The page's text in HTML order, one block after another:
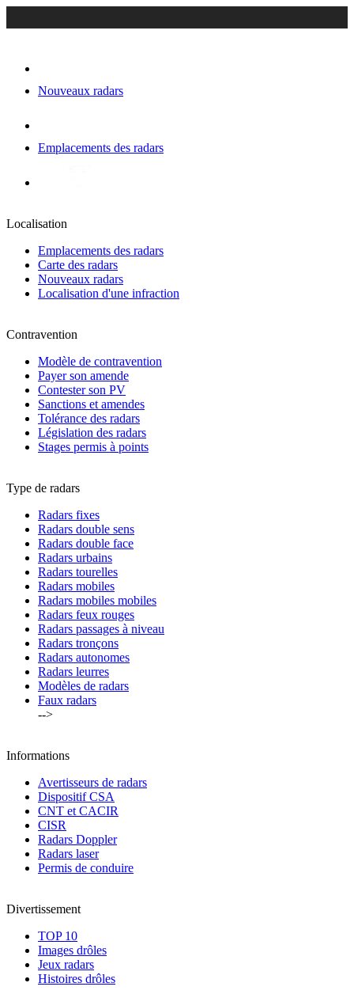
Nouveaux radars
Emplacements des radars
Localisation
Emplacements des radars
Carte des radars
Nouveaux radars
Localisation d'une infraction
Contravention
Modèle de contravention
Payer son amende
Contester son PV
Sanctions et amendes
Tolérance des radars
Législation des radars
Stages permis à points
Type de radars
Radars fixes
Radars double sens
Radars double face
Radars urbains
Radars tourelles
Radars mobiles
Radars mobiles mobiles
Radars feux rouges
Radars passages à niveau
Radars tronçons
Radars autonomes
Radars leurres
Modèles de radars
Faux radars
-->
Informations
Avertisseurs de radars
Dispositif CSA
CNT et CACIR
CISR
Radars Doppler
Radars laser
Permis de conduire
Divertissement
TOP 10
Images drôles
Jeux radars
Histoires drôles